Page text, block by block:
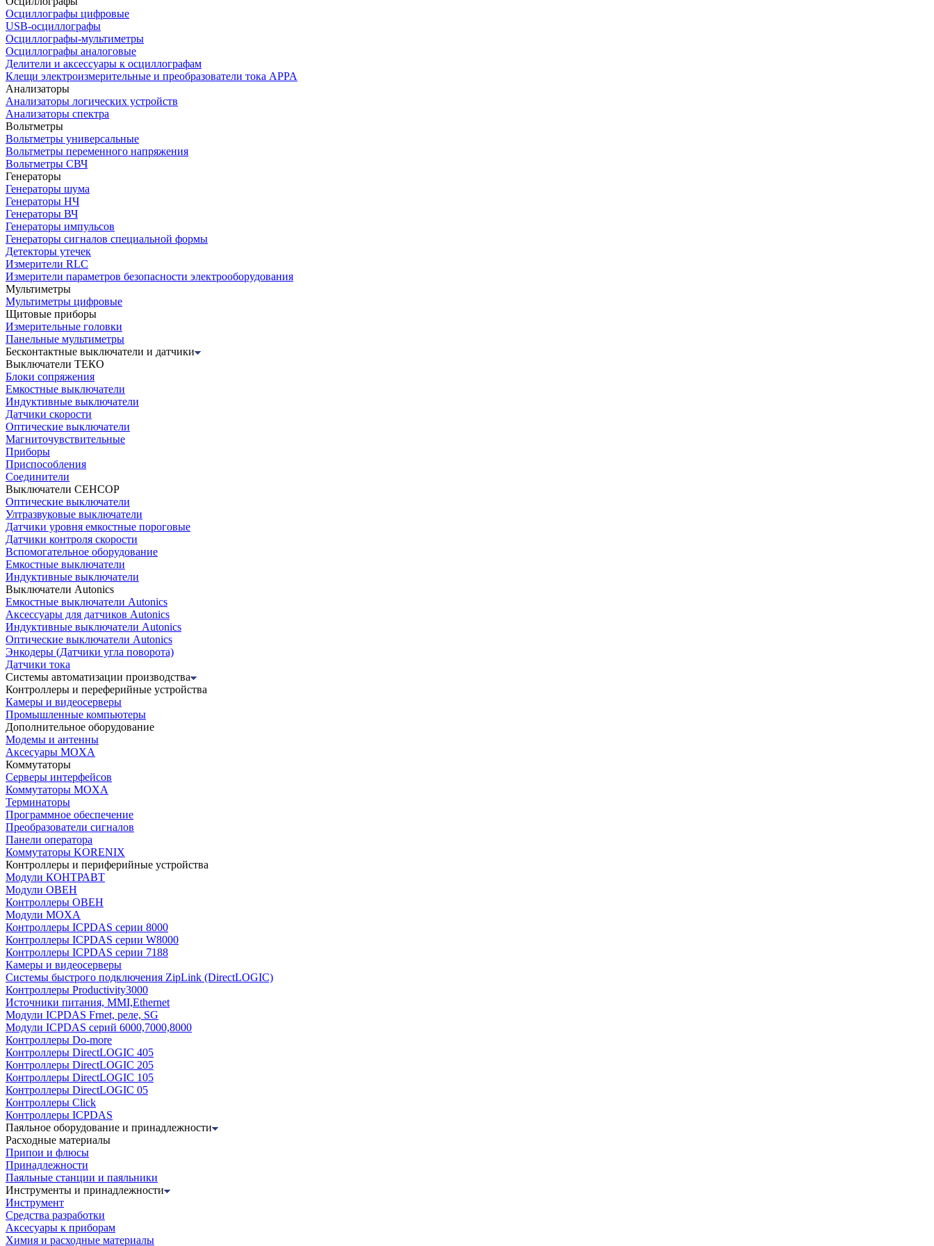
Осциллографы цифровые
USB-осциллографы
Осциллографы-мультиметры
Осциллографы аналоговые
Делители и аксессуары к осциллографам
Клещи электроизмерительные и преобразователи тока APPA
Анализаторы
Анализаторы логических устройств
Анализаторы спектра
Вольтметры
Вольтметры универсальные
Вольтметры переменного напряжения
Вольтметры СВЧ
Генераторы
Генераторы шума
Генераторы НЧ
Генераторы ВЧ
Генераторы импульсов
Генераторы сигналов специальной формы
Детекторы утечек
Измерители RLC
Измерители параметров безопасности электрооборудования
Мультиметры
Мультиметры цифровые
Щитовые приборы
Измерительные головки
Панельные мультиметры
Бесконтактные выключатели и датчики
Выключатели ТЕКО
Блоки сопряжения
Емкостные выключатели
Индуктивные выключатели
Датчики скорости
Оптические выключатели
Магниточувствительные
Приборы
Приспособления
Соединители
Выключатели СЕНСОР
Оптические выключатели
Ултразвуковые выключатели
Датчики уровня емкостные пороговые
Датчики контроля скорости
Вспомогательное оборудование
Емкостные выключатели
Индуктивные выключатели
Выключатели Autonics
Емкостные выключатели Autonics
Аксессуары для датчиков Autonics
Индуктивные выключатели Autonics
Оптические выключатели Autonics
Энкодеры (Датчики угла поворота)
Датчики тока
Системы автоматизации производства
Контроллеры и переферийные устройства
Камеры и видеосерверы
Промышленные компьютеры
Дополнительное оборудование
Модемы и антенны
Аксесуары MOXA
Коммутаторы
Серверы интерфейсов
Коммутаторы MOXA
Терминаторы
Программное обеспечение
Преобразователи сигналов
Панели оператора
Коммутаторы KORENIX
Контроллеры и периферийные устройства
Модули КОНТРАВТ
Модули ОВЕН
Контроллеры ОВЕН
Модули MOXA
Контроллеры ICPDAS серии 8000
Контроллеры ICPDAS серии W8000
Контроллеры ICPDAS серии 7188
Камеры и видеосерверы
Системы быстрого подключения ZipLink (DirectLOGIC)
Контроллеры Productivity3000
Источники питания, MMI,Ethernet
Модули ICPDAS Frnet, реле, SG
Модули ICPDAS серий 6000,7000,8000
Контроллеры Do-more
Контроллеры DirectLOGIC 405
Контроллеры DirectLOGIC 205
Контроллеры DirectLOGIC 105
Контроллеры DirectLOGIC 05
Контроллеры Click
Контроллеры ICPDAS
Паяльное оборудование и принадлежности
Расходные материалы
Припои и флюсы
Принадлежности
Паяльные станции и паяльники
Инструменты и принадлежности
Инструмент
Средства разработки
Аксесуары к приборам
Химия и расходные материалы